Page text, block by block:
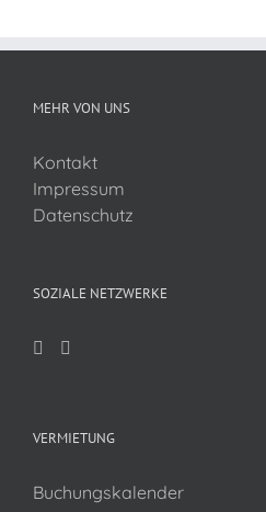
MEHR VON UNS
Kontakt
Impressum
Datenschutz
SOZIALE NETZWERKE
VERMIETUNG
Buchungskalender